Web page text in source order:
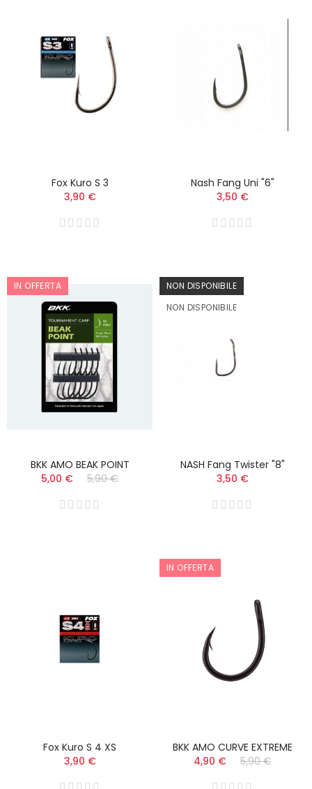
Fox Kuro S 3
3,90 €
Nash Fang Uni "6"
3,50 €
IN OFFERTA
BKK AMO BEAK POINT
5,00 €
5,90 €
NON DISPONIBILE
NON DISPONIBILE
NASH Fang Twister "8"
3,50 €
Fox Kuro S 4 XS
3,90 €
IN OFFERTA
BKK AMO CURVE EXTREME
4,90 €
5,90 €